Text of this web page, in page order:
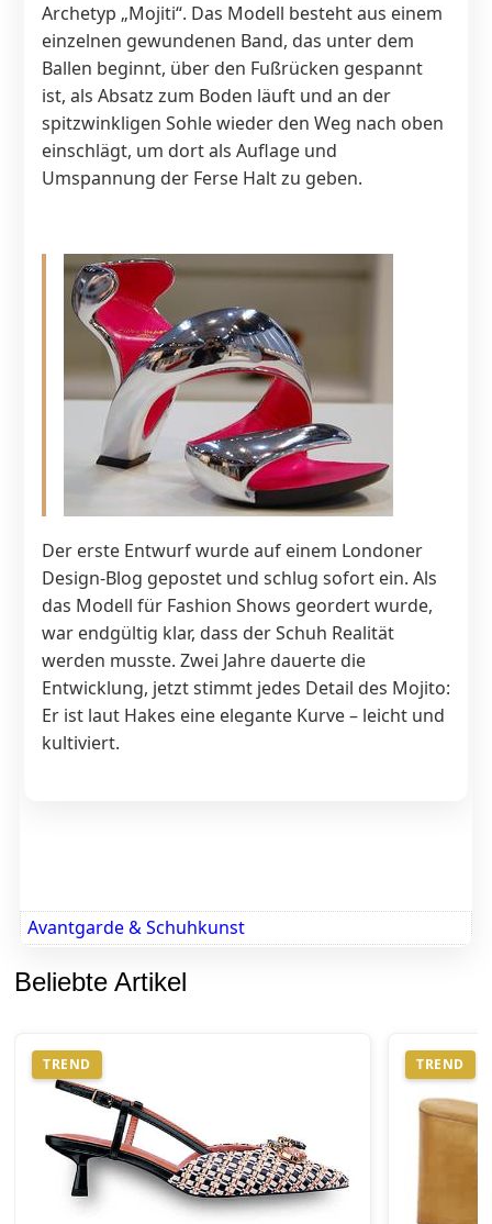
Archetyp „Mojiti“. Das Modell besteht aus einem
einzelnen gewundenen Band, das unter dem
Ballen beginnt, über den Fußrücken gespannt
ist, als Absatz zum Boden läuft und an der
spitzwinkligen Sohle wieder den Weg nach oben
einschlägt, um dort als Auflage und
Umspannung der Ferse Halt zu geben.
Der erste Entwurf wurde auf einem Londoner
Design-Blog gepostet und schlug sofort ein. Als
das Modell für Fashion Shows geordert wurde,
war endgültig klar, dass der Schuh Realität
werden musste. Zwei Jahre dauerte die
Entwicklung, jetzt stimmt jedes Detail des Mojito:
Er ist laut Hakes eine elegante Kurve – leicht und
kultiviert.
Avantgarde & Schuhkunst
Beliebte Artikel
TREND TREND